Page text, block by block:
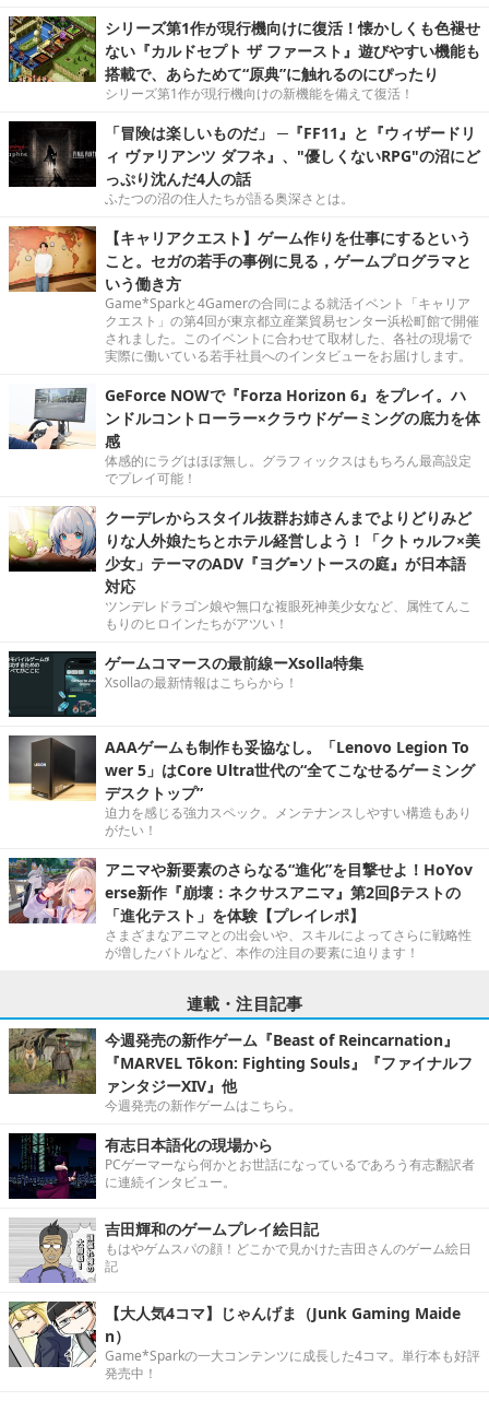
シリーズ第1作が現行機向けに復活！懐かしくも色褪せ
ない『カルドセプト ザ ファースト』遊びやすい機能も
搭載で、あらためて“原典”に触れるのにぴったり
シリーズ第1作が現行機向けの新機能を備えて復活！
「冒険は楽しいものだ」 ─『FF11』と『ウィザードリ
ィ ヴァリアンツ ダフネ』、"優しくないRPG"の沼にど
っぷり沈んだ4人の話
ふたつの沼の住人たちが語る奥深さとは。
【キャリアクエスト】ゲーム作りを仕事にするという
こと。セガの若手の事例に見る，ゲームプログラマと
いう働き方
Game*Sparkと4Gamerの合同による就活イベント「キャリア
クエスト」の第4回が東京都立産業貿易センター浜松町館で開催
されました。このイベントに合わせて取材した、各社の現場で
実際に働いている若手社員へのインタビューをお届けします。
GeForce NOWで『Forza Horizon 6』をプレイ。ハ
ンドルコントローラー×クラウドゲーミングの底力を体
感
体感的にラグはほぼ無し。グラフィックスはもちろん最高設定
でプレイ可能！
クーデレからスタイル抜群お姉さんまでよりどりみど
りな人外娘たちとホテル経営しよう！「クトゥルフ×美
少女」テーマのADV『ヨグ=ソトースの庭』が日本語
対応
ツンデレドラゴン娘や無口な複眼死神美少女など、属性てんこ
もりのヒロインたちがアツい！
ゲームコマースの最前線ーXsolla特集
Xsollaの最新情報はこちらから！
AAAゲームも制作も妥協なし。「Lenovo Legion To
wer 5」はCore Ultra世代の“全てこなせるゲーミング
デスクトップ”
迫力を感じる強力スペック。メンテナンスしやすい構造もあり
がたい！
アニマや新要素のさらなる“進化”を目撃せよ！HoYov
erse新作『崩壊：ネクサスアニマ』第2回βテストの
「進化テスト」を体験【プレイレポ】
さまざまなアニマとの出会いや、スキルによってさらに戦略性
が増したバトルなど、本作の注目の要素に迫ります！
連載・注目記事
今週発売の新作ゲーム『Beast of Reincarnation』
『MARVEL Tōkon: Fighting Souls』『ファイナルフ
ァンタジーXIV』他
今週発売の新作ゲームはこちら。
有志日本語化の現場から
PCゲーマーなら何かとお世話になっているであろう有志翻訳者
に連続インタビュー。
吉田輝和のゲームプレイ絵日記
もはやゲムスパの顔！どこかで見かけた吉田さんのゲーム絵日
記
【大人気4コマ】じゃんげま（Junk Gaming Maide
n）
Game*Sparkの一大コンテンツに成長した4コマ。単行本も好評
発売中！